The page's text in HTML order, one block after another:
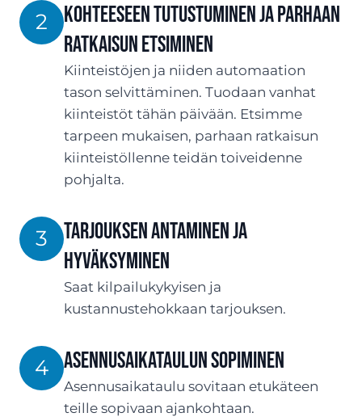
2
Kohteeseen tutustuminen ja parhaan
ratkaisun etsiminen
Kiinteistöjen ja niiden automaation
tason selvittäminen. Tuodaan vanhat
kiinteistöt tähän päivään. Etsimme
tarpeen mukaisen, parhaan ratkaisun
kiinteistöllenne teidän toiveidenne
pohjalta.
3
TARJOUksen antaminen ja
hyväksyminen
Saat kilpailukykyisen ja
kustannustehokkaan tarjouksen.
4 ASENNUSaikataulun sopiminen
Asennusaikataulu sovitaan etukäteen
teille sopivaan ajankohtaan.